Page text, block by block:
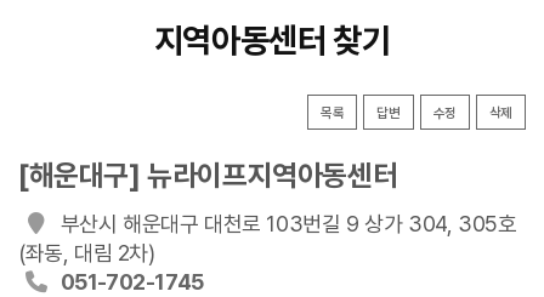
지역아동센터 찾기
목록 답변 수정 삭제
[해운대구] 뉴라이프지역아동센터
부산시 해운대구 대천로 103번길 9 상가 304, 305호
(좌동, 대림 2차)
051-702-1745